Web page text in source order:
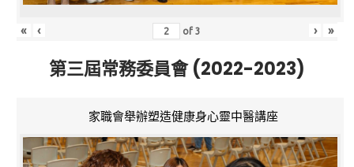
« ‹ of3 › »
第三屆常務委員會 (2022-2023)
家職會舉辦塑造健康身心靈中醫講座